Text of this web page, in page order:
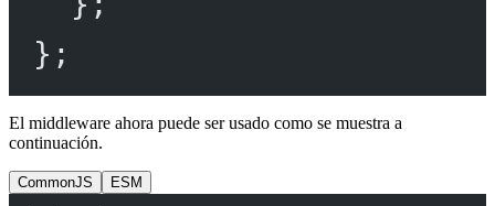
};
El middleware ahora puede ser usado como se muestra a
continuación.
CommonJS ESM